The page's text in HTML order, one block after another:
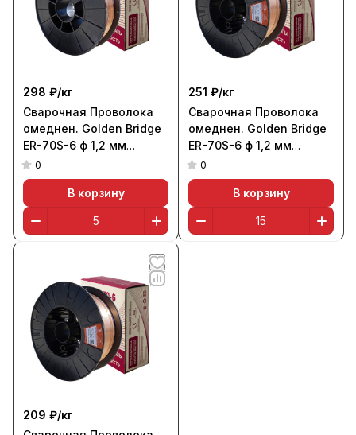
298 ₽/кг
Сварочная Проволока
омеднен. Golden Bridge
ER-70S-6 ф 1,2 мм
(кассета 5 кг, аналог
СВ-08ГС)
0
В корзину
251 ₽/кг
Сварочная Проволока
омеднен. Golden Bridge
ER-70S-6 ф 1,2 мм
(кассета 15 кг, аналог
СВ-08ГС)
0
В корзину
209 ₽/кг